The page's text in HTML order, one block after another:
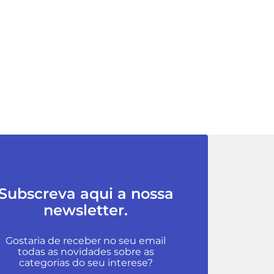
aqui a nossa
newsletter.
Gostaria de receber no seu email
todas as novidades sobre as
categorias do seu interese?